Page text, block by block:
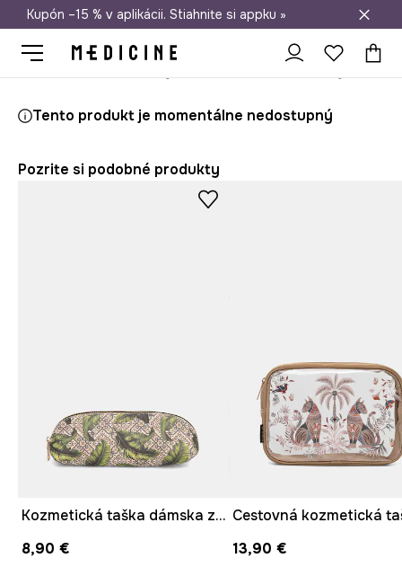
Doprava zadarmo od 50 €
Kupón –15 % v aplikácii. Stiahnite si appku »
Tento produkt je momentálne nedostupný
Pozrite si podobné produkty
Kozmetická taška dámska z imitácie kože s motívom zeleniny
8,90 €
Cestovná kozmetická
13,90 €